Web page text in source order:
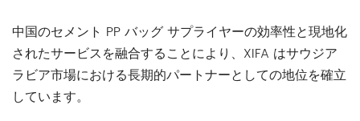
中国のセメント PP バッグ サプライヤーの効率性と現地化
されたサービスを融合することにより、XIFA はサウジア
ラビア市場における長期的パートナーとしての地位を確立
しています。